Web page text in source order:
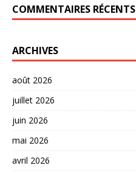
COMMENTAIRES RÉCENTS
ARCHIVES
août 2026
juillet 2026
juin 2026
mai 2026
avril 2026